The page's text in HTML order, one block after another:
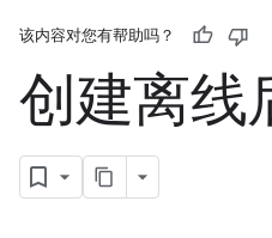
该内容对您有帮助吗？
创建离线